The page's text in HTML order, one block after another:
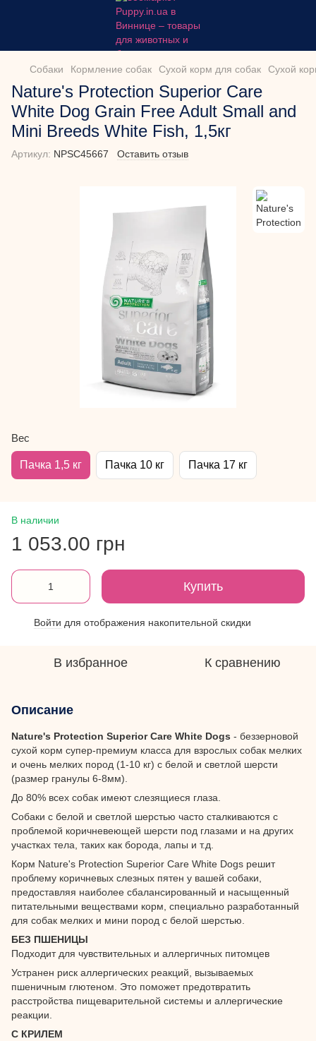
Собаки Кормление собак Сухой корм для собак Сухой
Nature's Protection Superior Care
White Dog Grain Free Adult Small and
Mini Breeds White Fish, 1,5кг
Артикул: NPSC45667 Оставить отзыв
Вес
Пачка 1,5 кг Пачка 10 кг Пачка 17 кг
В наличии
1 053.00 грн
Купить
Войти для отображения накопительной скидки
В избранное К сравнению
Описание
Nature's Protection Superior Care White Dogs - беззерновой
сухой корм супер-премиум класса для взрослых собак мелких
и очень мелких пород (1-10 кг) с белой и светлой шерсти
(размер гранулы 6-8мм).
До 80% всех собак имеют слезящиеся глаза.
Собаки с белой и светлой шерстью часто сталкиваются с
проблемой коричневеющей шерсти под глазами и на других
участках тела, таких как борода, лапы и т.д.
Корм Nature's Protection Superior Care White Dogs решит
проблему коричневых слезных пятен у вашей собаки,
предоставляя наиболее сбалансированный и насыщенный
питательными веществами корм, специально разработанный
для собак мелких и мини пород с белой шерстью.
БЕЗ ПШЕНИЦЫ
Подходит для чувствительных и аллергичных питомцев
Устранен риск аллергических реакций, вызываемых
пшеничным глютеном. Это поможет предотвратить
расстройства пищеварительной системы и аллергические
реакции.
С КРИЛЕМ